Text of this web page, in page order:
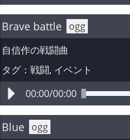
Brave battle ogg
自信作の戦闘曲
タグ： 戦闘, イベント
00:00/00:00
Blue ogg